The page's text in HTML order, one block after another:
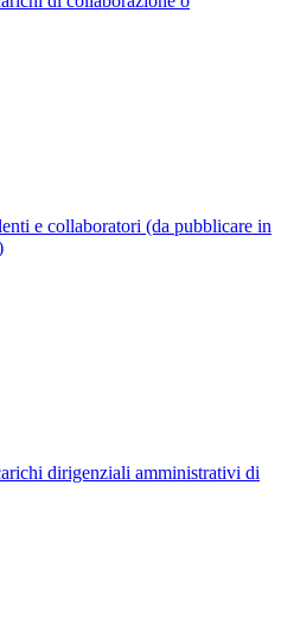
e collaboratori (da pubblicare in
dirigenziali amministrativi di